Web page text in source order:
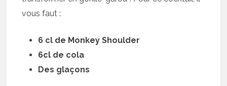
vous faut :
6 cl de Monkey Shoulder
6cl de cola
Des glaçons